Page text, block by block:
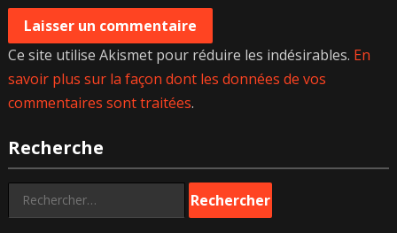
Ce site utilise Akismet pour réduire les indésirables. En
savoir plus sur la façon dont les données de vos
commentaires sont traitées.
Recherche
Rechercher :